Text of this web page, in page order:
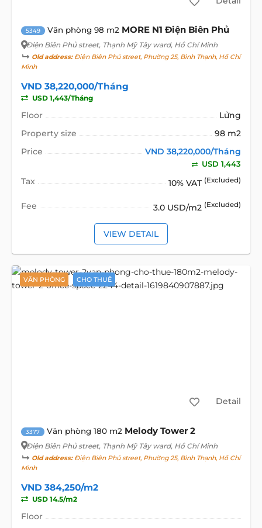
5349 Văn phòng 98 m2 MORE N1 Điện Biên Phủ
Điện Biên Phủ street, Thạnh Mỹ Tây ward, Hồ Chí Minh
Old address:Điện Biên Phủ street, Phường 25, Bình Thạnh, Hồ Chí
Minh
VND 38,220,000/Tháng
USD 1,443/Tháng
Floor
Lửng
Property size
98 m2
Price
VND 38,220,000/Tháng
USD 1,443
Tax 10% VAT (Excluded)
Fee 3.0 USD/m2 (Excluded)
VIEW DETAIL
VĂN PHÒNG CHO THUÊ
Detail
3377 Văn phòng 180 m2 Melody Tower 2
Điện Biên Phủ street, Thạnh Mỹ Tây ward, Hồ Chí Minh
Old address:Điện Biên Phủ street, Phường 25, Bình Thạnh, Hồ Chí
Minh
VND 384,250/m2
USD 14.5/m2
Floor